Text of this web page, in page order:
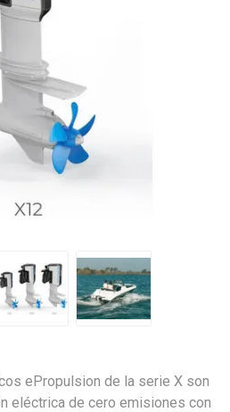
ePropulsion de la serie X son
eléctrica de cero emisiones con